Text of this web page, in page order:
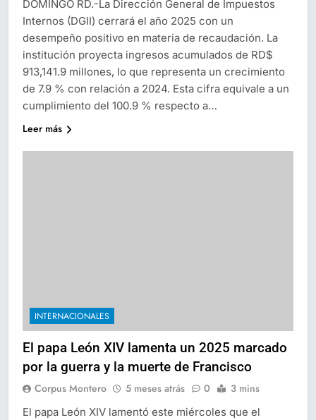
DOMINGO RD.-La Dirección General de Impuestos
Internos (DGII) cerrará el año 2025 con un
desempeño positivo en materia de recaudación. La
institución proyecta ingresos acumulados de RD$
913,141.9 millones, lo que representa un crecimiento
de 7.9 % con relación a 2024. Esta cifra equivale a un
cumplimiento del 100.9 % respecto a…
Leer más
INTERNACIONALES
El papa León XIV lamenta un 2025 marcado
por la guerra y la muerte de Francisco
Corpus Montero 5 meses atrás 0 3 mins
El papa León XIV lamentó este miércoles que el